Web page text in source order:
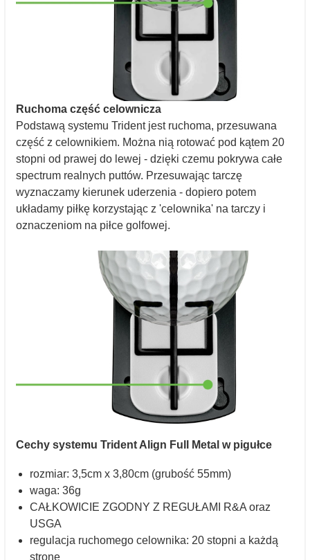
Ruchoma część celownicza
Podstawą systemu Trident jest ruchoma, przesuwana
część z celownikiem. Można nią rotować pod kątem 20
stopni od prawej do lewej - dzięki czemu pokrywa całe
spectrum realnych puttów. Przesuwając tarczę
wyznaczamy kierunek uderzenia - dopiero potem
układamy piłkę korzystając z 'celownika' na tarczy i
oznaczeniom na piłce golfowej.
Cechy systemu Trident Align Full Metal w pigułce
rozmiar: 3,5cm x 3,80cm (grubość 55mm)
waga: 36g
CAŁKOWICIE ZGODNY Z REGUŁAMI R&A oraz
USGA
regulacja ruchomego celownika: 20 stopni a każdą
stronę